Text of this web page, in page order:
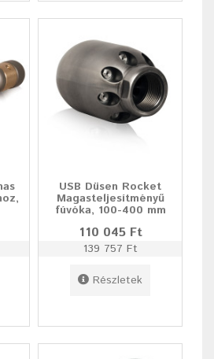
USB Düsen Rocket
Magasteljesítményű
fúvóka, 100-400 mm
110 045 Ft
139 757 Ft
Részletek